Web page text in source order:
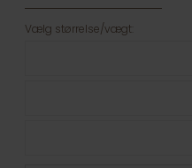
Vælg størrelse/vægt: